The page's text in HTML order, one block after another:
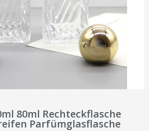
80ml Rechteckflasche
Parfümglasflasche